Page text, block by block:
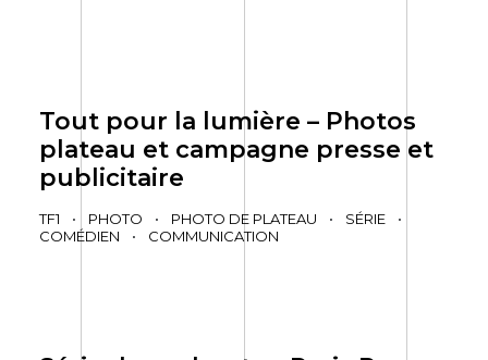
Tout pour la lumière – Photos
plateau et campagne presse et
publicitaire
TF1 • PHOTO • PHOTO DE PLATEAU • SÉRIE
•
COMÉDIEN
• COMMUNICATION